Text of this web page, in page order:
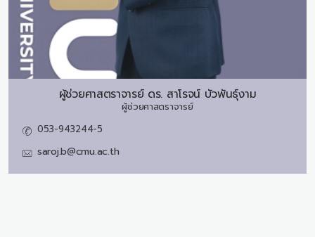
ผู้ช่วยศาสตราจารย์ ดร. สาโรจน์ บัวพันธุ์งาม
ผู้ช่วยศาสตราจารย์
053-943244-5
saroj.b@cmu.ac.th